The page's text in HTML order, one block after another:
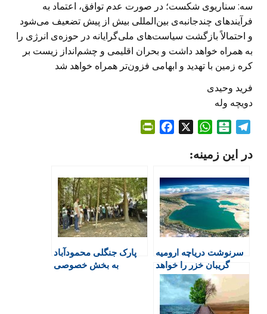
سه: سناریوی شکست؛ در صورت عدم توافق، اعتماد به
فرآیندهای چندجانبه‌ی بین‌المللی بیش از پیش تضعیف می‌شود
و احتمالاً بازگشت سیاست‌های ملی‌گرایانه در حوزه‌ی انرژی را
به همراه خواهد داشت و بحران اقلیمی و چشم‌انداز زیست بر
کره زمین با تهدید و ابهامی فزون‌تر همراه خواهد شد
فرید وحیدی
دویچه وله
l
g
r
a
m
t
a
i
W
a
s
A
p
t
F
r
i
n
در این زمینه:
سرنوشت دریاچه ارومیه
گریبان خزر را خواهد
گرفت؟
پارک جنگلی محمودآباد
به بخش خصوصی